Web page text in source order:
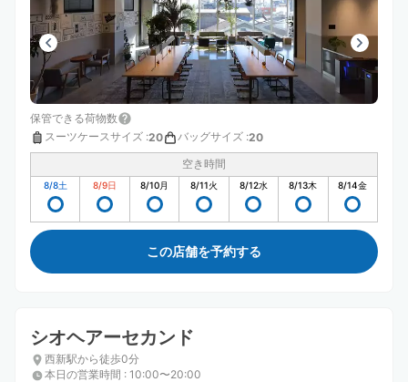
保管できる荷物数
スーツケースサイズ :20 バッグサイズ :20
空き時間
8/8土 8/9日 8/10月 8/11火 8/12水 8/13木 8/14金
この店舗を予約する
シオヘアーセカンド
西新駅から徒歩0分
本日の営業時間 : 10:00〜20:00